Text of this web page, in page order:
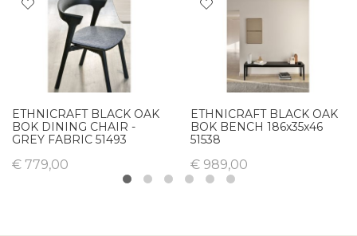
ETHNICRAFT BLACK OAK
BOK DINING CHAIR -
GREY FABRIC 51493
€ 779,00
ETHNICRAFT BLACK OAK
BOK BENCH 186x35x46
51538
€ 989,00